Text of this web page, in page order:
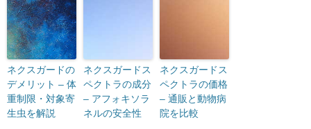
ネクスガードの
デメリット – 体
重制限・対象寄
生虫を解説
ネクスガードス
ペクトラの成分
– アフォキソラ
ネルの安全性
ネクスガードス
ペクトラの価格
– 通販と動物病
院を比較